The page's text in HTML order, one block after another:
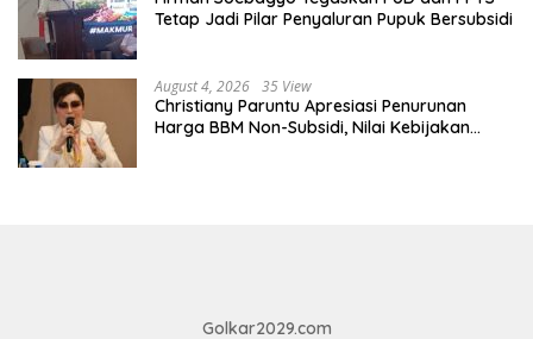
Tetap Jadi Pilar Penyaluran Pupuk Bersubsidi
August 4, 2026 35 View
Christiany Paruntu Apresiasi Penurunan
Harga BBM Non-Subsidi, Nilai Kebijakan
Golkar2029.com